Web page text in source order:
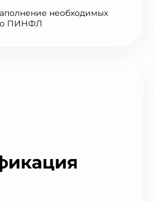
необходимых
ПИНФЛ